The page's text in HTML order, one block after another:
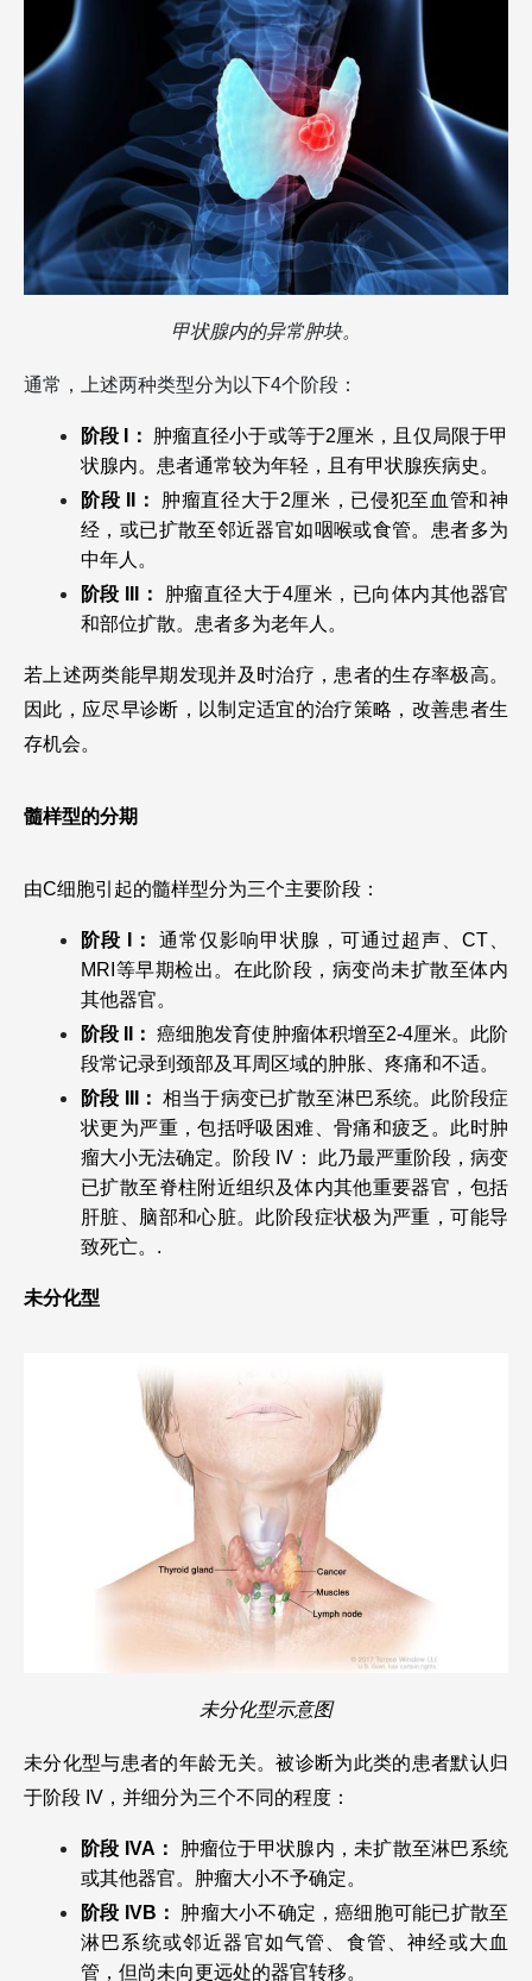
甲状腺内的异常肿块。
通常，上述两种类型分为以下4个阶段：
阶段 I：
肿瘤直径小于或等于2厘米，且仅局限于甲
状腺内。患者通常较为年轻，且有甲状腺疾病史。
阶段 II： 肿瘤直径大于2厘米，已侵犯至血管和神
经，或已扩散至邻近器官如咽喉或食管。患者多为
中年人。
阶段 III：
肿瘤直径大于4厘米，已向体内其他器官
和部位扩散。患者多为老年人。
若上述两类能早期发现并及时治疗，患者的生存率极高。
因此，应尽早诊断，以制定适宜的治疗策略，改善患者生
存机会。
髓样型的分期
由C细胞引起的髓样型分为三个主要阶段：
阶段 I： 通常仅影响甲状腺，可通过超声、CT、
MRI等早期检出。在此阶段，病变尚未扩散至体内
其他器官。
阶段 II： 癌细胞发育使肿瘤体积增至2-4厘米。此阶
段常记录到颈部及耳周区域的肿胀、疼痛和不适。
阶段 III： 相当于病变已扩散至淋巴系统。此阶段症
状更为严重，包括呼吸困难、骨痛和疲乏。此时肿
瘤大小无法确定。阶段 IV： 此乃最严重阶段，病变
已扩散至脊柱附近组织及体内其他重要器官，包括
肝脏、脑部和心脏。此阶段症状极为严重，可能导
致死亡。.
未分化型
未分化型示意图
未分化型与患者的年龄无关。被诊断为此类的患者默认归
于阶段 IV，并细分为三个不同的程度：
阶段 IVA：
肿瘤位于甲状腺内，未扩散至淋巴系统
或其他器官。肿瘤大小不予确定。
阶段 IVB：
肿瘤大小不确定，癌细胞可能已扩散至
淋巴系统或邻近器官如气管、食管、神经或大血
管，但尚未向更远处的器官转移。